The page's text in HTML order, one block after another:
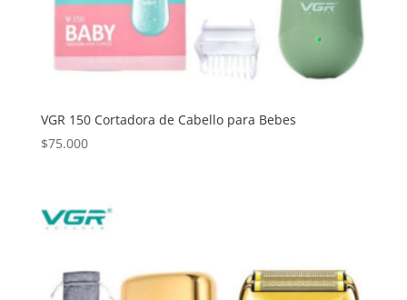
VGR 150 Cortadora de Cabello para Bebes
$75.000